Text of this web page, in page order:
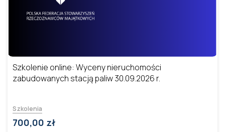
Szkolenie online: Wyceny nieruchomości
zabudowanych stacją paliw 30.09.2026 r.
Szkolenia
700,00 zł